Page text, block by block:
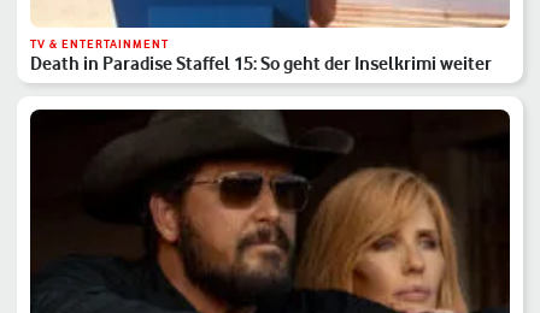
TV & ENTERTAINMENT
Death in Paradise Staffel 15: So geht der Inselkrimi weiter